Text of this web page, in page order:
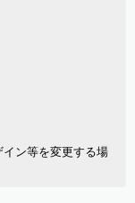
ン等を変更する場